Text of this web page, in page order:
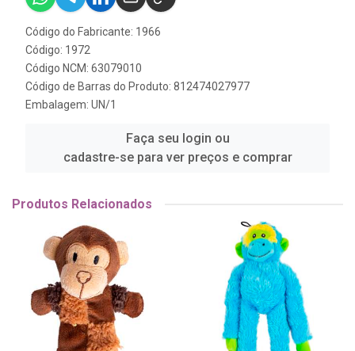
Código do Fabricante: 1966
Código: 1972
Código NCM: 63079010
Código de Barras do Produto: 812474027977
Embalagem: UN/1
Faça seu login ou
cadastre-se para ver preços e comprar
Produtos Relacionados